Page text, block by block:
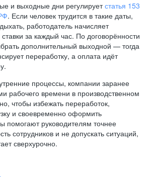
и выходные дни регулируетстатья 153
. Если человек трудится в такие даты,
работодатель начисляет
за каждый час. По договорённости
дополнительный выходной — тогда
переработку, а оплата идёт
процессы, компании заранее
рабочего времени в производственном
чтобы избежать переработок,
и своевременно оформить
помогают руководителям точнее
сотрудников и не допускать ситуаций,
сверхурочно.